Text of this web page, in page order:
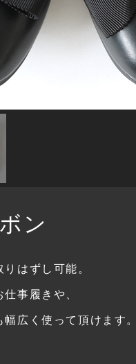
ン
はずし可能。
事履きや、
広く使って頂けます。